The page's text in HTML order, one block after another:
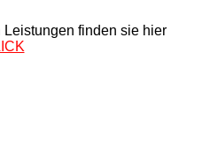
finden sie hier